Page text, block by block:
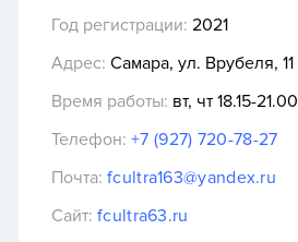
Год регистрации: 2021
Адрес: Самара, ул. Врубеля, 11
Время работы: вт, чт 18.15-21.00
Телефон: +7 (927) 720-78-27
Почта: fcultra163@yandex.ru
Сайт: fcultra63.ru